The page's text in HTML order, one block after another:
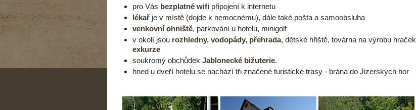
pro Vás bezplatné wifi připojení k internetu
lékař je v místě (dojde k nemocnému), dále také pošta a samoobsluha
venkovní ohniště, parkování u hotelu, minigolf
v okolí jsou rozhledny, vodopády, přehrada, dětské hřiště, továrna na výrobu hraček
exkurze
soukromý obchůdek Jablonecké bižuterie.
hned u dveří hotelu se nachází tři značené turistické trasy - brána do Jizerských hor